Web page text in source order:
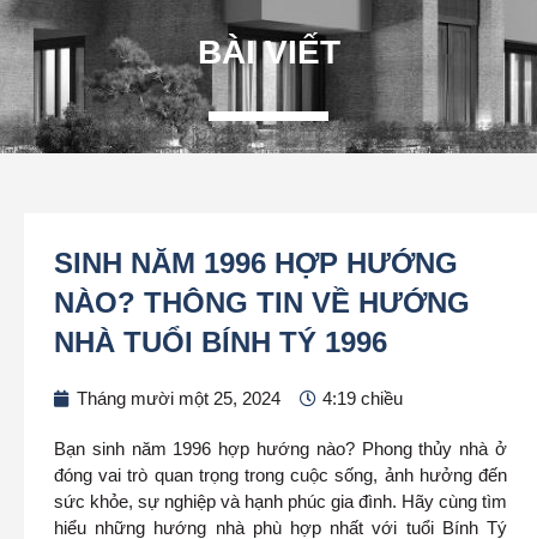
BÀI VIẾT
SINH NĂM 1996 HỢP HƯỚNG
NÀO? THÔNG TIN VỀ HƯỚNG
NHÀ TUỔI BÍNH TÝ 1996
Tháng mười một 25, 2024 4:19 chiều
Bạn sinh năm 1996 hợp hướng nào? Phong thủy nhà ở
đóng vai trò quan trọng trong cuộc sống, ảnh hưởng đến
sức khỏe, sự nghiệp và hạnh phúc gia đình. Hãy cùng tìm
hiểu những hướng nhà phù hợp nhất với tuổi Bính Tý